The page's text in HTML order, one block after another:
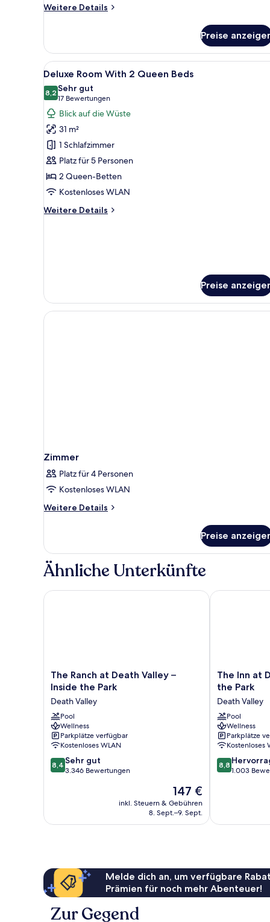
Weitere Details
Weitere
Room
with
2
Double
Beds
Preise
Alle
Fotos
für
Deluxe
Room
With
2
Queen
Beds
anzeigen
Ein Hotelzimmer mit zwei
5
Deluxe Room With 2 Queen Beds
8,28,2 von 10
Sehr gut
17 Bewertungen
(17
Bewertungen)
Blick auf die Wüste
31 m²
1 Schlafzimmer
Platz für 5 Personen
2 Queen-Betten
Kostenloses WLAN
Weitere Details
Weitere
Beds
Preise
Zimmer
Platz für 4 Personen
Kostenloses WLAN
Weitere Details
Weitere
Preise
Ähnliche Unterkünfte
The
Ranch
Death
Valley
–
Inside
the
Park
Death
The Ranch at Death Valley –
Inside the Park
Death Valley
Pool
Wellness
Parkplätze verfügbar
Kostenloses WLAN
8.4
von
Bewertungen
8,4 Sehr gut
3.346 Bewertungen
Der
Preis
beträgt
147 €
inkl. Steuern & Gebühren
8. Sept.–9. Sept.
The Ranch at Death Valley – Inside the Park
The
Inn
Death
Valley
–
Inside
the
Park
Death
The Inn at
the Park
Death Valley
Pool
Wellness
Parkplätze
Kostenloses
8.8
von
8,8
1.003
The Inn at
Melde dich an, um verfügbare
Prämien für noch mehr Abenteuer!
Zur Gegend